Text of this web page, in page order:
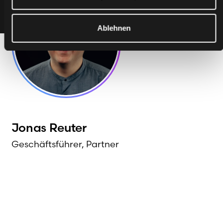
Ablehnen
Jonas Reuter
Geschäftsführer, Partner